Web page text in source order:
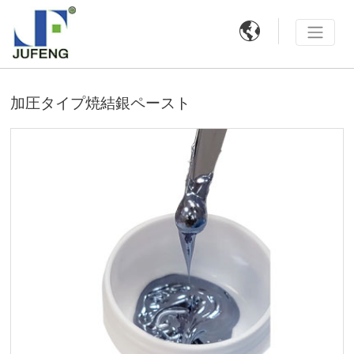

加圧タイプ焼結銀ペースト